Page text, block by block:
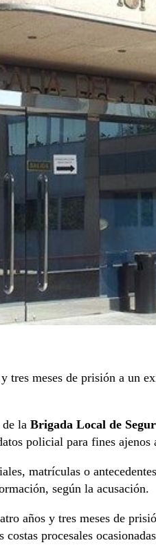
meses de prisión a
la Brigada Local de
policial para fines
matrículas o
según la acusación.
años y tres meses de
costas procesales